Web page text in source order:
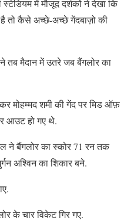
में मौजूद दर्शकों ने देखा कि
है तो कैसे अच्छे-अच्छे गेंदबाज़ो की
तब मैदान में उतरे जब बैंगलोर का
मोहम्मद शमी की गेंद पर मिड ऑफ़
आउट हो गए थे.
ने बैंगलोर का स्कोर 71 रन तक
अश्विन का शिकार बने.
के चार विकेट गिर गए.